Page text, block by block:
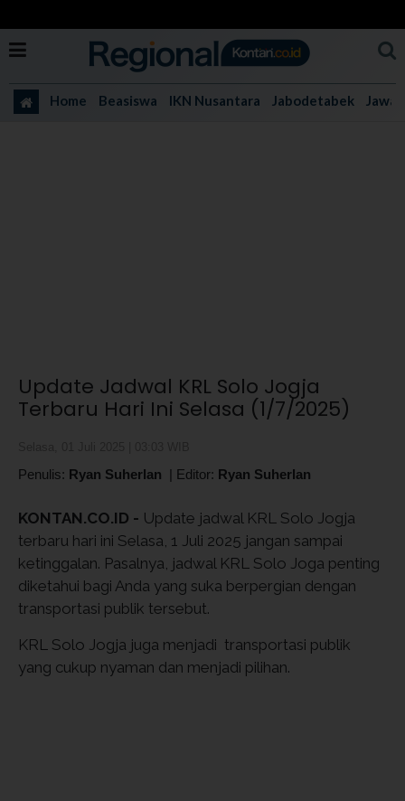
Home Beasiswa IKN Nusantara Jabodetabek Jawa
Update Jadwal KRL Solo Jogja
Terbaru Hari Ini Selasa (1/7/2025)
Penulis: Ryan Suherlan | Editor: Ryan Suherlan
KONTAN.CO.ID - Update jadwal KRL Solo Jogja
terbaru hari ini Selasa, 1 Juli 2025 jangan sampai
ketinggalan. Pasalnya, jadwal KRL Solo Joga penting
diketahui bagi Anda yang suka berpergian dengan
transportasi publik tersebut.
KRL Solo Jogja juga menjadi transportasi publik
yang cukup nyaman dan menjadi pilihan.